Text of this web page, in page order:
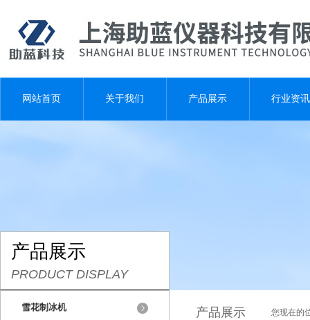
网站首页 关于我们 产品展示 行业资讯
产品展示
PRODUCT DISPLAY
雪花制冰机 产品展示 您现在的